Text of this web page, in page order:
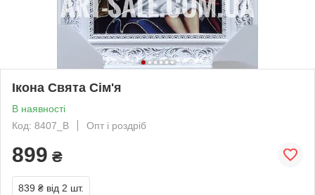
Ікона Свята Сім'я
В наявності
Код: 8407_B
Опт і роздріб
899 ₴
839 ₴ від 2 шт.